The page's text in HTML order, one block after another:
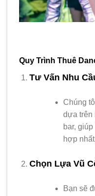
Quy Trình Thuê
Tư Vấn Nhu
Chúng
dựa trên
bar,
hợp
Chọn Lựa Vũ
Bạn sẽ